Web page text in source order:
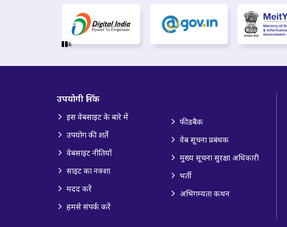
रुकें
उपयोगी लिंक
इस वेबसाइट के बारे में
उपयोग की शर्तें
वेबसाइट नीतियाँ
साइट का नक्शा
मदद करें
हमसे संपर्क करें
फीडबैक
वेब सूचना प्रबंधक
मुख्य सूचना सुरक्षा अधिकारी
भर्ती
अभिगम्यता कथन